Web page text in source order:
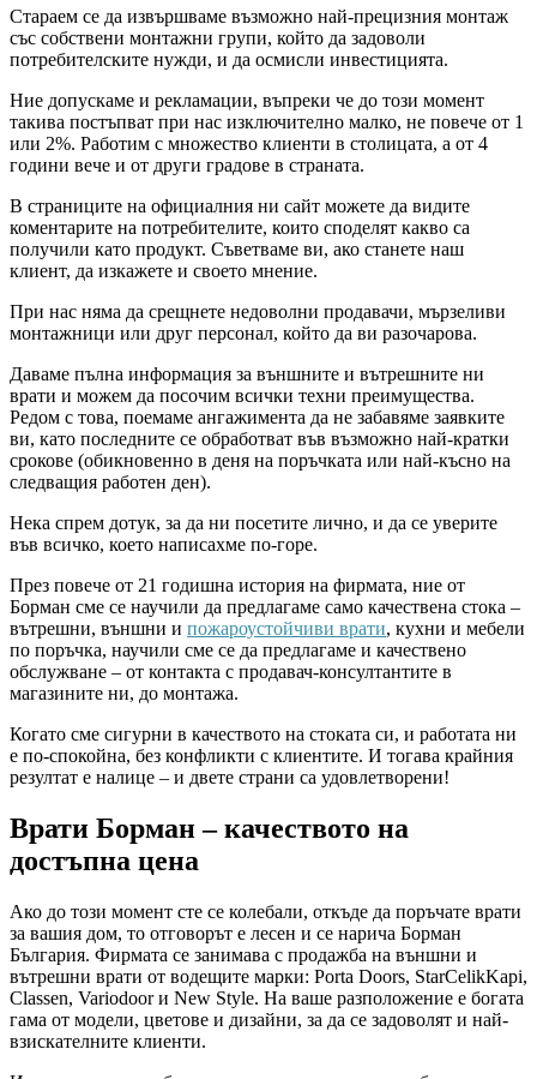
Стараем се да извършваме възможно най-прецизния монтаж
със собствени монтажни групи, който да задоволи
потребителските нужди, и да осмисли инвестицията.
Ние допускаме и рекламации, въпреки че до този момент
такива постъпват при нас изключително малко, не повече от 1
или 2%. Работим с множество клиенти в столицата, а от 4
години вече и от други градове в страната.
В страниците на официалния ни сайт можете да видите
коментарите на потребителите, които споделят какво са
получили като продукт. Съветваме ви, ако станете наш
клиент, да изкажете и своето мнение.
При нас няма да срещнете недоволни продавачи, мързеливи
монтажници или друг персонал, който да ви разочарова.
Даваме пълна информация за външните и вътрешните ни
врати и можем да посочим всички техни преимущества.
Редом с това, поемаме ангажимента да не забавяме заявките
ви, като последните се обработват във възможно най-кратки
срокове (обикновенно в деня на поръчката или най-късно на
следващия работен ден).
Нека спрем дотук, за да ни посетите лично, и да се уверите
във всичко, което написахме по-горе.
През повече от 21 годишна история на фирмата, ние от
Борман сме се научили да предлагаме само качествена стока –
вътрешни, външни и пожароустойчиви врати, кухни и мебели
по поръчка, научили сме се да предлагаме и качествено
обслужване – от контакта с продавач-консултантите в
магазините ни, до монтажа.
Когато сме сигурни в качеството на стоката си, и работата ни
е по-спокойна, без конфликти с клиентите. И тогава крайния
резултат е налице – и двете страни са удовлетворени!
Врати Борман – качеството на
достъпна цена
Ако до този момент сте се колебали, откъде да поръчате врати
за вашия дом, то отговорът е лесен и се нарича Борман
България. Фирмата се занимава с продажба на външни и
вътрешни врати от водещите марки: Porta Doors, StarCelikKapi,
Classen, Variodoor и New Style. На ваше разположение е богата
гама от модели, цветове и дизайни, за да се задоволят и най-
взискателните клиенти.